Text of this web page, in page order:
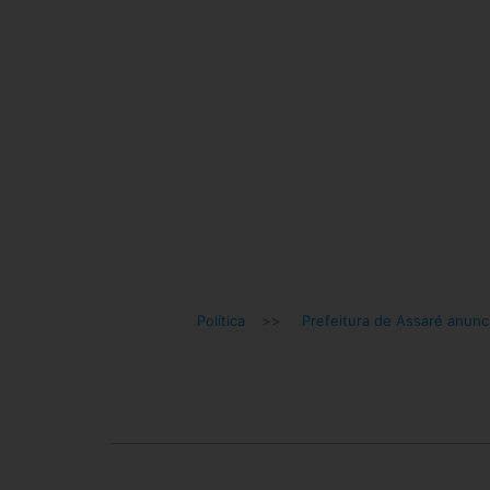
Política >> Prefeitura de Assaré